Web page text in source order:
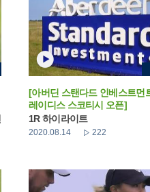
[아버딘 스탠다드 인베스트먼
레이디스 스코티시 오픈]
1R 하이라이트
2020.08.14 222